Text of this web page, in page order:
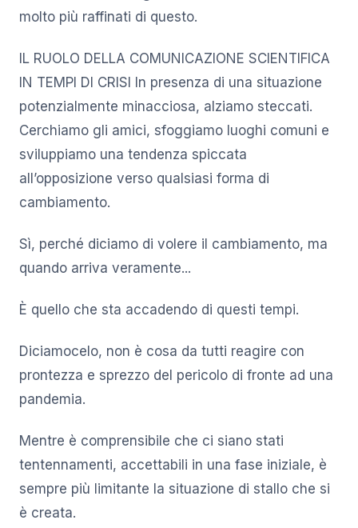
molto più raffinati di questo.
IL RUOLO DELLA COMUNICAZIONE SCIENTIFICA
IN TEMPI DI CRISI In presenza di una situazione
potenzialmente minacciosa, alziamo steccati.
Cerchiamo gli amici, sfoggiamo luoghi comuni e
sviluppiamo una tendenza spiccata
all’opposizione verso qualsiasi forma di
cambiamento.
Sì, perché diciamo di volere il cambiamento, ma
quando arriva veramente...
È quello che sta accadendo di questi tempi.
Diciamocelo, non è cosa da tutti reagire con
prontezza e sprezzo del pericolo di fronte ad una
pandemia.
Mentre è comprensibile che ci siano stati
tentennamenti, accettabili in una fase iniziale, è
sempre più limitante la situazione di stallo che si
è creata.